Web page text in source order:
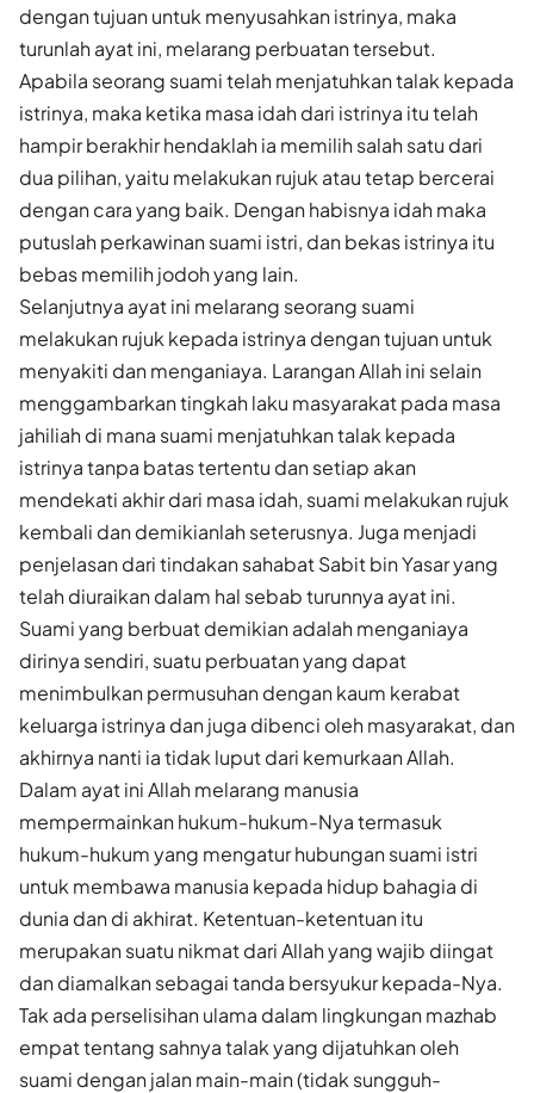
dengan tujuan untuk menyusahkan istrinya, maka
turunlah ayat ini, melarang perbuatan tersebut.
Apabila seorang suami telah menjatuhkan talak kepada
istrinya, maka ketika masa idah dari istrinya itu telah
hampir berakhir hendaklah ia memilih salah satu dari
dua pilihan, yaitu melakukan rujuk atau tetap bercerai
dengan cara yang baik. Dengan habisnya idah maka
putuslah perkawinan suami istri, dan bekas istrinya itu
bebas memilih jodoh yang lain.
Selanjutnya ayat ini melarang seorang suami
melakukan rujuk kepada istrinya dengan tujuan untuk
menyakiti dan menganiaya. Larangan Allah ini selain
menggambarkan tingkah laku masyarakat pada masa
jahiliah di mana suami menjatuhkan talak kepada
istrinya tanpa batas tertentu dan setiap akan
mendekati akhir dari masa idah, suami melakukan rujuk
kembali dan demikianlah seterusnya. Juga menjadi
penjelasan dari tindakan sahabat Sabit bin Yasar yang
telah diuraikan dalam hal sebab turunnya ayat ini.
Suami yang berbuat demikian adalah menganiaya
dirinya sendiri, suatu perbuatan yang dapat
menimbulkan permusuhan dengan kaum kerabat
keluarga istrinya dan juga dibenci oleh masyarakat, dan
akhirnya nanti ia tidak luput dari kemurkaan Allah.
Dalam ayat ini Allah melarang manusia
mempermainkan hukum-hukum-Nya termasuk
hukum-hukum yang mengatur hubungan suami istri
untuk membawa manusia kepada hidup bahagia di
dunia dan di akhirat. Ketentuan-ketentuan itu
merupakan suatu nikmat dari Allah yang wajib diingat
dan diamalkan sebagai tanda bersyukur kepada-Nya.
Tak ada perselisihan ulama dalam lingkungan mazhab
empat tentang sahnya talak yang dijatuhkan oleh
suami dengan jalan main-main (tidak sungguh-